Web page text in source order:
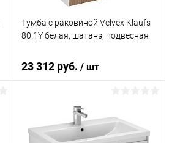
Тумба с раковиной Velvex Klaufs
80.1Y белая, шатанэ, подвесная
23 312 руб./ шт
В корзину